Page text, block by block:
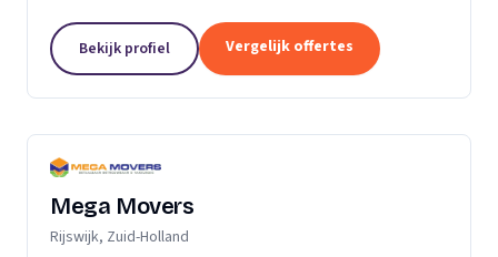
Bekijk profiel Vergelijk offertes
Mega Movers
Rijswijk, Zuid-Holland